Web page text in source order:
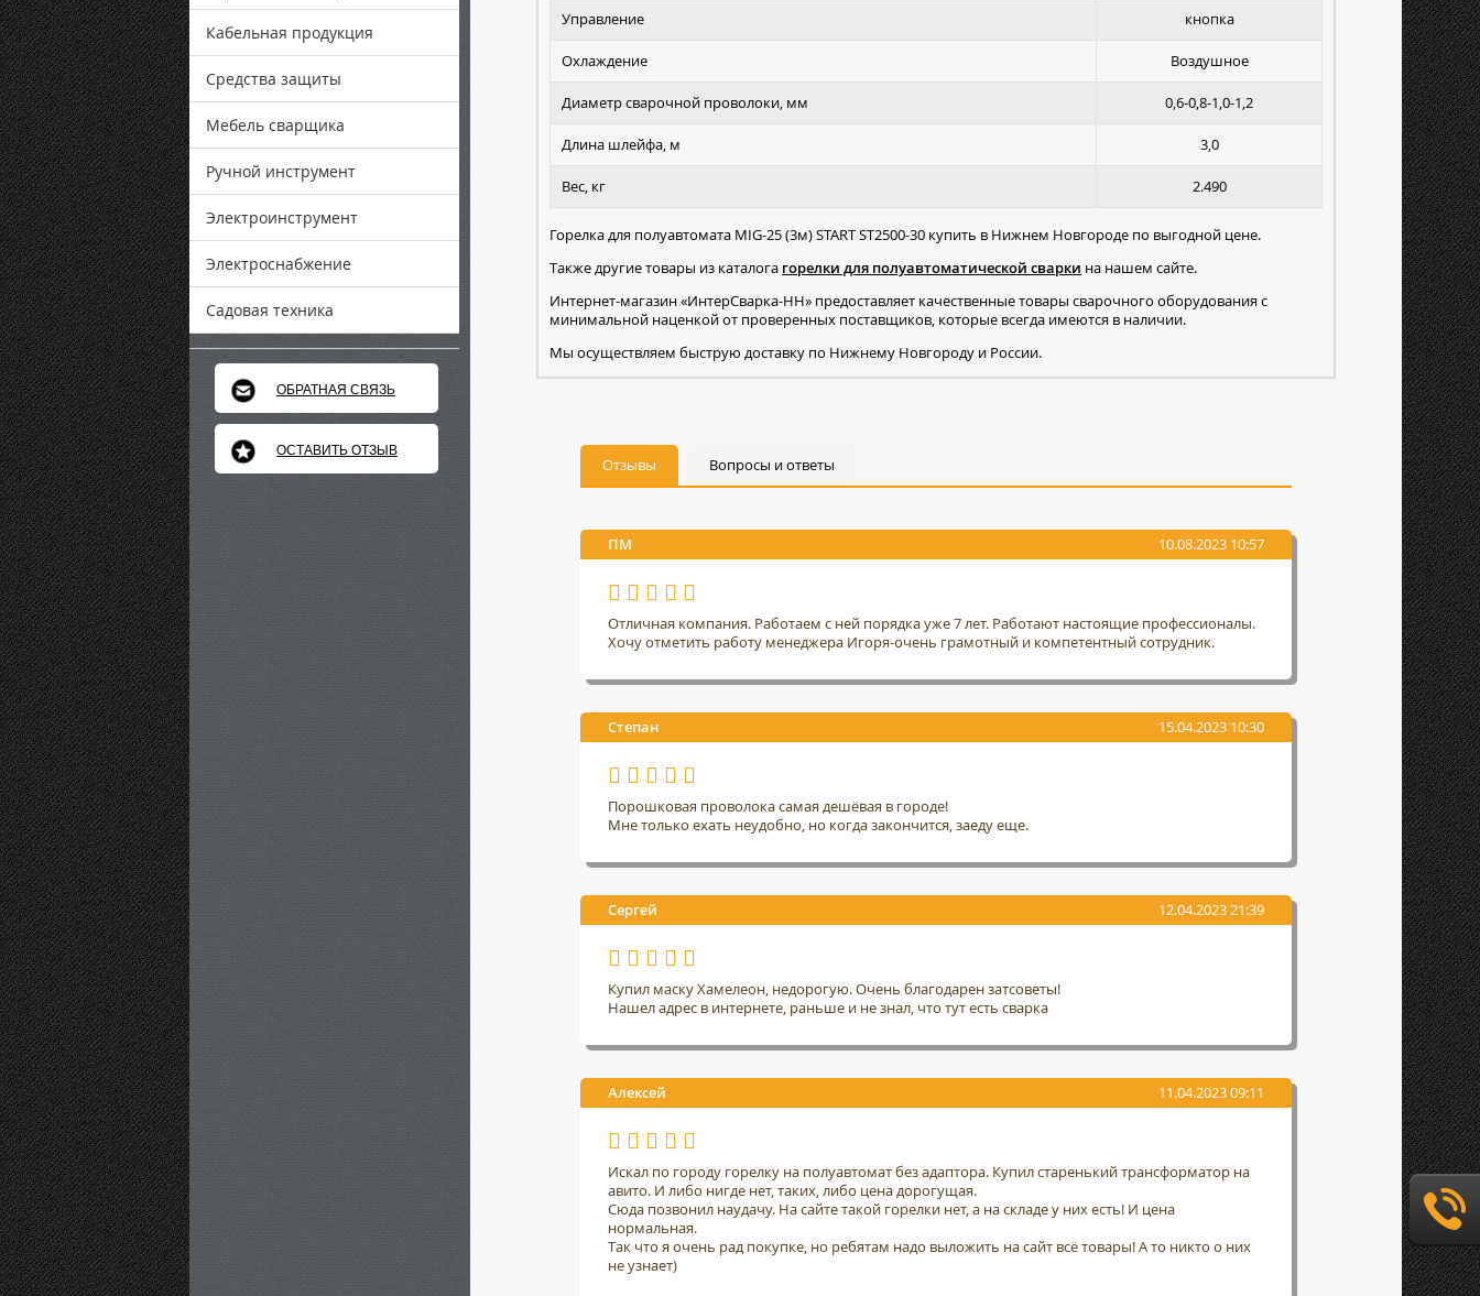
Управление кнопка
Охлаждение Воздушное
Диаметр сварочной проволоки, мм 0,6-0,8-1,0-1,2
Длина шлейфа, м 3,0
Вес, кг 2.490
Горелка для полуавтомата MIG-25 (3м) START ST2500-30 купить в Нижнем Новгороде по выгодной цене.
Также другие товары из каталога горелки для полуавтоматической сварки на нашем сайте.
Интернет-магазин «ИнтерСварка-НН» предоставляет качественные товары сварочного оборудования с
минимальной наценкой от проверенных поставщиков, которые всегда имеются в наличии.
Мы осуществляем быструю доставку по Нижнему Новгороду и России.
Отзывы Вопросы и ответы
ПМ 10.08.2023 10:57
Отличная компания. Работаем с ней порядка уже 7 лет. Работают настоящие профессионалы.
Хочу отметить работу менеджера Игоря-очень грамотный и компетентный сотрудник.
Степан 15.04.2023 10:30
Порошковая проволока самая дешёвая в городе!
Мне только ехать неудобно, но когда закончится, заеду еще.
Сергей 12.04.2023 21:39
Купил маску Хамелеон, недорогую. Очень благодарен затсоветы!
Нашел адрес в интернете, раньше и не знал, что тут есть сварка
Алексей 11.04.2023 09:11
Искал по городу горелку на полуавтомат без адаптора. Купил старенький трансформатор на
авито. И либо нигде нет, таких, либо цена дорогущая.
Сюда позвонил наудачу. На сайте такой горелки нет, а на складе у них есть! И цена
нормальная.
Так что я очень рад покупке, но ребятам надо выложить на сайт всё товары! А то никто о них
не узнает)
Кабельная продукция
Средства защиты
Мебель сварщика
Ручной инструмент
Электроинструмент
Электроснабжение
Садовая техника
ОБРАТНАЯ СВЯЗЬ
ОСТАВИТЬ ОТЗЫВ